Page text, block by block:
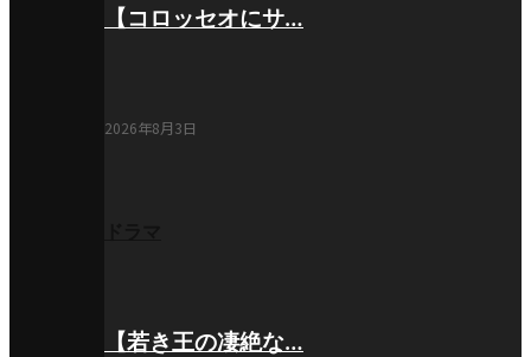
【コロッセオにサ…
2026年8月3日
【若き王の凄絶な…